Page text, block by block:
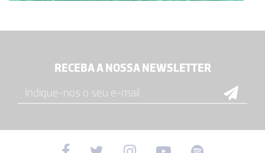
RECEBA A NOSSA NEWSLETTER